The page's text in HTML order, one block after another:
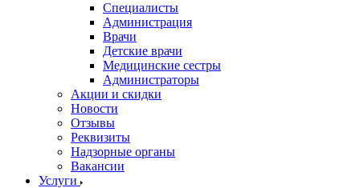
Специалисты
Администрация
Врачи
Детские врачи
Медицинские сестры
Администраторы
Акции и скидки
Новости
Отзывы
Реквизиты
Надзорные органы
Вакансии
Услуги